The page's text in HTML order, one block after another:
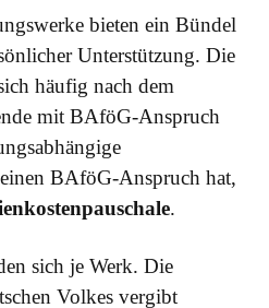
bieten ein Bündel
Unterstützung. Die
häufig nach dem
mit BAföG-Anspruch
BAföG-Anspruch hat,
.
sich je Werk. Die
Volkes vergibt